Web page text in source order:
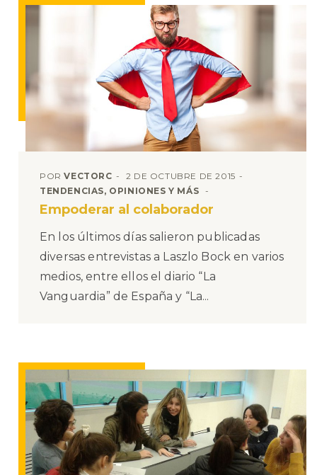
PORVECTORC
2 DE OCTUBRE DE 2015
TENDENCIAS, OPINIONES Y MÁS
Empoderar al colaborador
En los últimos días salieron publicadas
diversas entrevistas a Laszlo Bock en varios
medios, entre ellos el diario “La
Vanguardia” de España y “La...